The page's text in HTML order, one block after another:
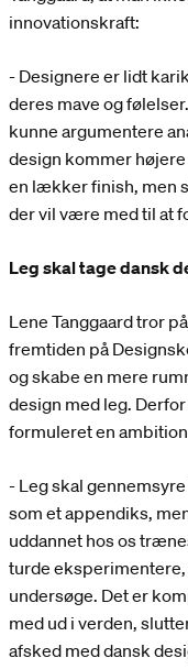
innovationskraft:
- Designere er lidt
deres mave og
kunne argumentere
design kommer
en lækker finish, men
der vil være med til at
Leg skal tage dansk
Lene Tanggaard tror
fremtiden på
og skabe en mere
design med leg.
formuleret en
- Leg skal
som et appendiks,
uddannet hos os
turde eksperimentere,
undersøge. Det er
med ud i verden,
afsked med dansk